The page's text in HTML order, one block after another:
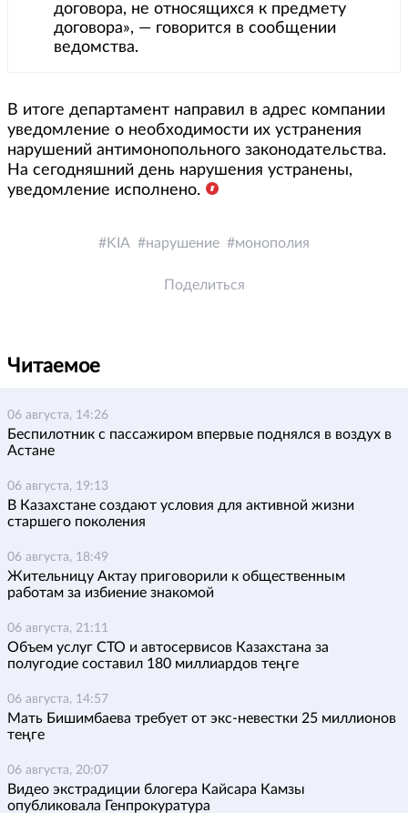
договора, не относящихся к предмету
договора», — говорится в сообщении
ведомства.
В итоге департамент направил в адрес компании
уведомление о необходимости их устранения
нарушений антимонопольного законодательства.
На сегодняшний день нарушения устранены,
уведомление исполнено.
KIA нарушение монополия
Поделиться
Читаемое
06 августа, 14:26
Беспилотник с пассажиром впервые поднялся в воздух в
Астане
06 августа, 19:13
В Казахстане создают условия для активной жизни
старшего поколения
06 августа, 18:49
Жительницу Актау приговорили к общественным
работам за избиение знакомой
06 августа, 21:11
Объем услуг СТО и автосервисов Казахстана за
полугодие составил 180 миллиардов теңге
06 августа, 14:57
Мать Бишимбаева требует от экс-невестки 25 миллионов
теңге
06 августа, 20:07
Видео экстрадиции блогера Кайсара Камзы
опубликовала Генпрокуратура